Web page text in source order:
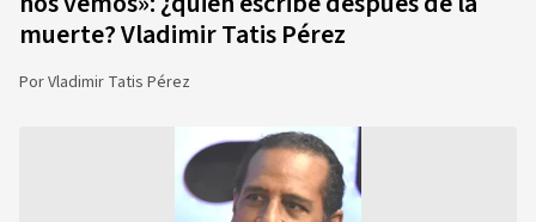
muerte? Vladimir Tatis Pérez
PorVladimir Tatis Pérez